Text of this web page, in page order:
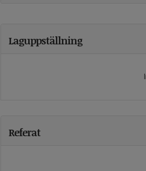
Laguppställning
Referat